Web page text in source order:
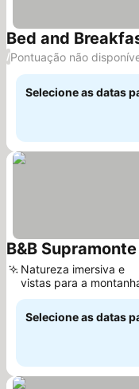
Bed and
/Pontuação não
Selecione as datas
B&B Supramonte
Natureza imersiva e
vistas para a
Selecione as datas